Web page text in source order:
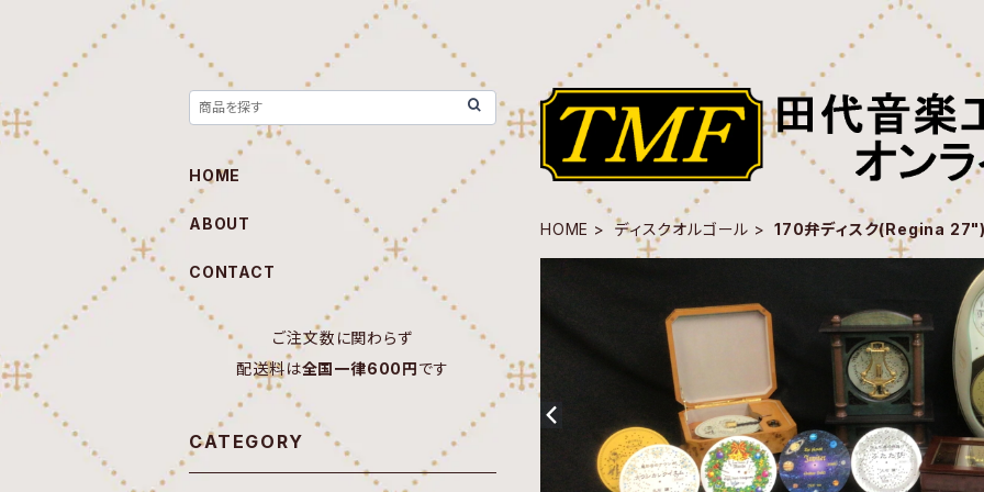
HOME ディスクオルゴール 170弁ディスク(Regina
HOME
ABOUT
CONTACT
ご注文数に関わらず
配送料は全国一律600円です
CATEGORY